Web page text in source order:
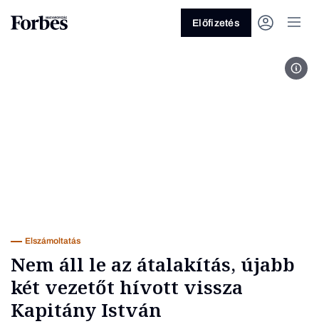
Üzlet
Előfizetés
Elszámoltatás
Nem áll le az átalakítás, újabb
két vezetőt hívott vissza
Kapitány István